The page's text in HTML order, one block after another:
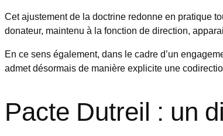
Cet ajustement de la doctrine redonne en pratique
donateur, maintenu à la fonction de direction,
En ce sens également, dans le cadre d’un
admet désormais de manière explicite une
Pacte Dutreil : un